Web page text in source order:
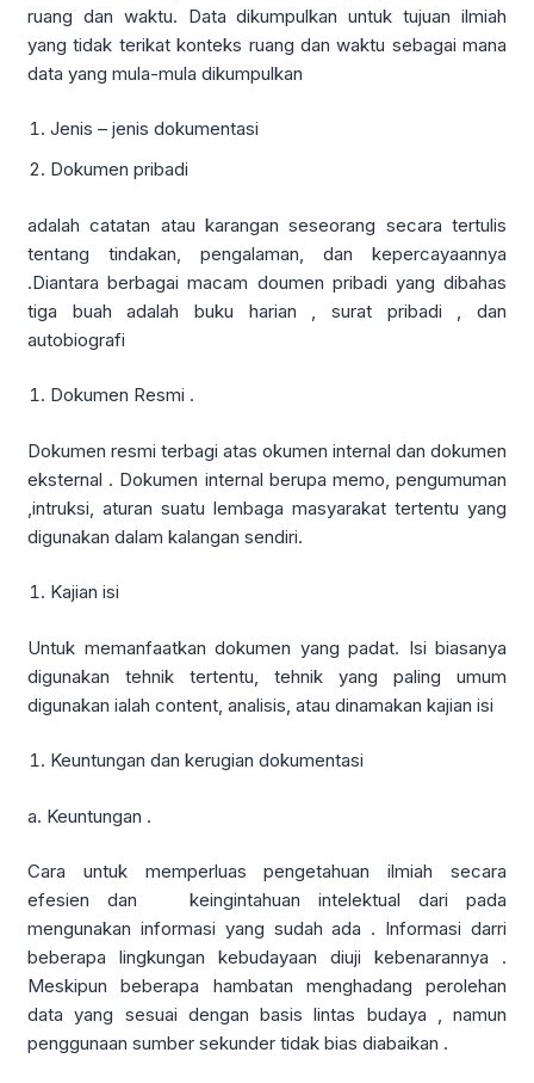
ruang dan waktu. Data dikumpulkan untuk tujuan ilmiah
yang tidak terikat konteks ruang dan waktu sebagai mana
data yang mula-mula dikumpulkan
Jenis – jenis dokumentasi
Dokumen pribadi
adalah catatan atau karangan seseorang secara tertulis
tentang tindakan, pengalaman, dan kepercayaannya
.Diantara berbagai macam doumen pribadi yang dibahas
tiga buah adalah buku harian , surat pribadi , dan
autobiografi
Dokumen Resmi .
Dokumen resmi terbagi atas okumen internal dan dokumen
eksternal . Dokumen internal berupa memo, pengumuman
,intruksi, aturan suatu lembaga masyarakat tertentu yang
digunakan dalam kalangan sendiri.
Kajian isi
Untuk memanfaatkan dokumen yang padat. Isi biasanya
digunakan tehnik tertentu, tehnik yang paling umum
digunakan ialah content, analisis, atau dinamakan kajian isi
Keuntungan dan kerugian dokumentasi
a. Keuntungan .
Cara untuk memperluas pengetahuan ilmiah secara
efesien dan keingintahuan intelektual dari pada
mengunakan informasi yang sudah ada . Informasi darri
beberapa lingkungan kebudayaan diuji kebenarannya .
Meskipun beberapa hambatan menghadang perolehan
data yang sesuai dengan basis lintas budaya , namun
penggunaan sumber sekunder tidak bias diabaikan .